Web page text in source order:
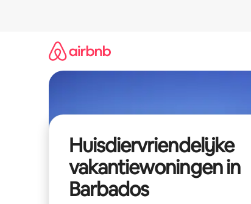
Huisdiervriendelijke
vakantiewoningen in
Barbados